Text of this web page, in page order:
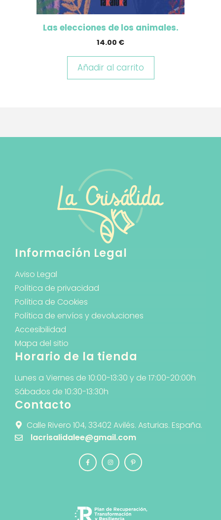
Las elecciones de los animales.
14.00 €
Añadir al carrito
Información Legal
Aviso Legal
Política de privacidad
Política de Cookies
Política de envíos y devoluciones
Accesibilidad
Mapa del sitio
Horario de la tienda
Lunes a Viernes de 10:00-13:30 y de 17:00-20:00h
Sábados de 10:30-13:30h
Contacto
Calle Rivero 104, 33402 Avilés. Asturias. España.
lacrisalidalee@gmail.com